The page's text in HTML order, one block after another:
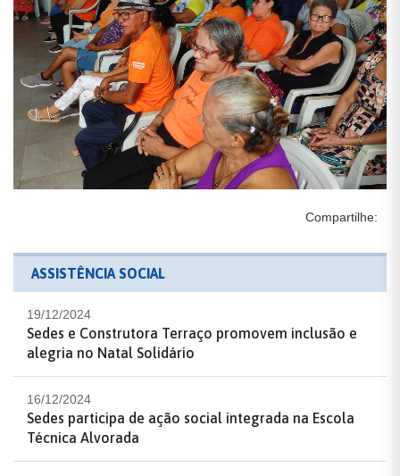
Compartilhe:
ASSISTÊNCIA SOCIAL
19/12/2024
Sedes e Construtora Terraço promovem inclusão e
alegria no Natal Solidário
16/12/2024
Sedes participa de ação social integrada na Escola
Técnica Alvorada